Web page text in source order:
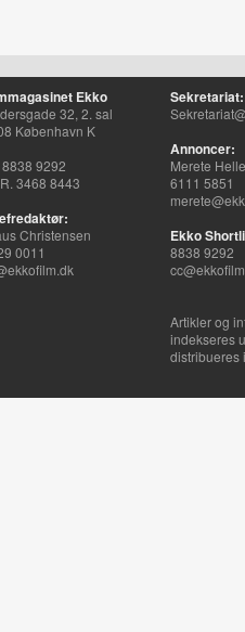
Ekko
32, 2. sal
København K
8838 9292
3468 8443
Christensen
0011
Sekretariat:
Annoncer:
Merete
6111 5851
Ekko
8838 9292
Artikler og
indekseres
distribueres